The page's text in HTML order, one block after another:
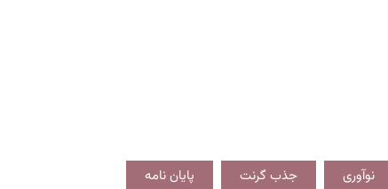
نوآوری جذب گرنت
پایان نامه